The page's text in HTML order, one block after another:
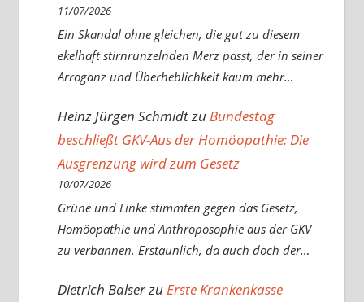
11/07/2026
Ein Skandal ohne gleichen, die gut zu diesem
ekelhaft stirnrunzelnden Merz passt, der in seiner
Arroganz und Überheblichkeit kaum mehr…
Heinz Jürgen SchmidtzuBundestag
beschließt GKV-Aus der Homöopathie: Die
Ausgrenzung wird zum Gesetz
10/07/2026
Grüne und Linke stimmten gegen das Gesetz,
Homöopathie und Anthroposophie aus der GKV
zu verbannen. Erstaunlich, da auch doch der…
Dietrich BalserzuErste Krankenkasse